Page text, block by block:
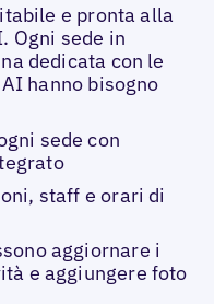
e pronta alla
Ogni sede in
dedicata con le
hanno bisogno
sede con
staff e orari di
aggiornare i
e aggiungere foto